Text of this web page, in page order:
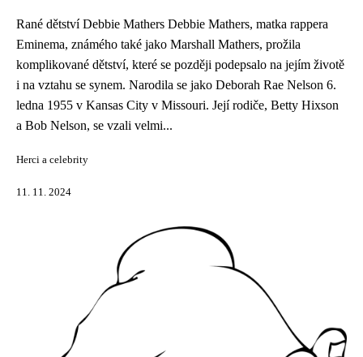
Rané dětství Debbie Mathers Debbie Mathers, matka rappera
Eminema, známého také jako Marshall Mathers, prožila
komplikované dětství, které se později podepsalo na jejím životě
i na vztahu se synem. Narodila se jako Deborah Rae Nelson 6.
ledna 1955 v Kansas City v Missouri. Její rodiče, Betty Hixson
a Bob Nelson, se vzali velmi...
Herci a celebrity
11. 11. 2024